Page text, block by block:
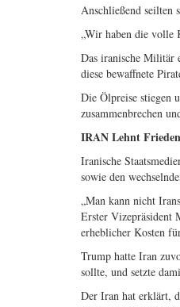
Anschließend seilten
„Wir haben die volle
Das iranische Militär
diese bewaffnete
Die Ölpreise stiegen
zusammenbrechen
IRAN Lehnt
Iranische
sowie den
„Man kann nicht
Erster Vizepräsident
erheblicher Kosten
Trump hatte Iran
sollte, und setzte
Der Iran hat erklärt,